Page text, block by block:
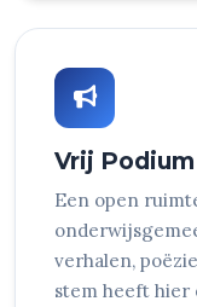
Vrij Podium
Een open
verhalen,
stem heeft hier